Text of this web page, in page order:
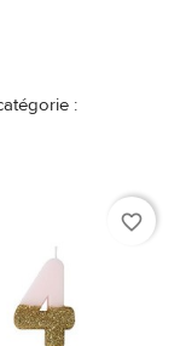
:
favorite_border